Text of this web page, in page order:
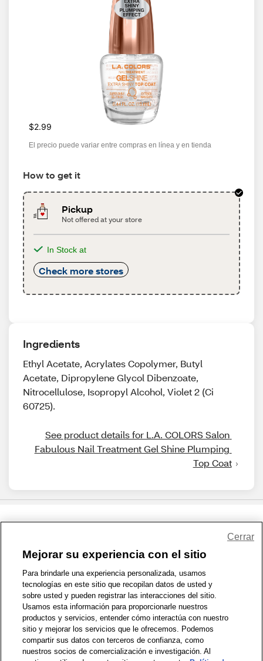
$2.99
El precio puede variar entre compras en línea y en tienda
How to get it
Pickup
Not offered at your store
In Stock at
Check more stores
Ingredients
Ethyl Acetate, Acrylates Copolymer, Butyl
Acetate, Dipropylene Glycol Dibenzoate,
Nitrocellulose, Isopropyl Alcohol, Violet 2 (Ci
60725).
See product details for L.A. COLORS Salon
Fabulous Nail Treatment Gel Shine Plumping
Top Coat
1-800-679-9691 | Contáctenos | Términos de Uso | Accesibilidad
Política de Privacidad | WA Privacy Policy | Mapa del sitio
Zona de Bienestar | © 1999 - 2026 CVS.com
Mejorar su experiencia con el sitio
Para brindarle una experiencia personalizada, usamos
tecnologías en este sitio que recopilan datos de usted y
sobre usted y pueden registrar las interacciones del sitio.
Usamos esta información para proporcionarle nuestros
productos y servicios, entender cómo interactúa con nuestro
sitio y mejorar los servicios que le ofrecemos. Podemos
compartir sus datos con terceros de confianza, como
nuestros socios de comercialización e investigación. Al
Cerrar